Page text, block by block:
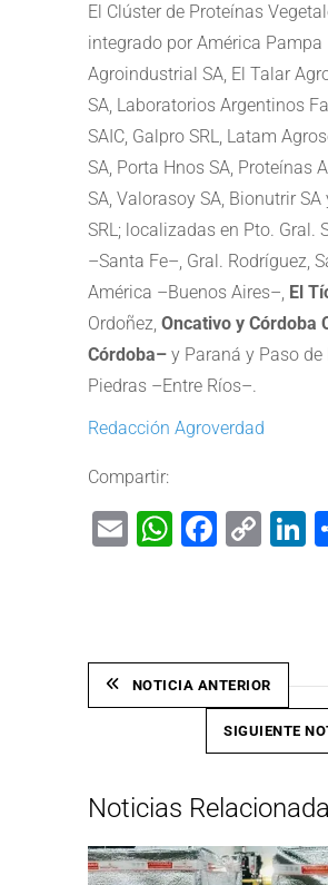
El Clúster de Proteínas
integrado por América Pampa
Agroindustrial SA, El Talar
SA, Laboratorios Argentinos
SAIC, Galpro SRL, Latam
SA, Porta Hnos SA, Proteínas
SA, Valorasoy SA, Bionutrir SA
SRL; localizadas en Pto. Gral.
–Santa Fe–, Gral. Rodríguez,
América –Buenos Aires–, El
Ordoñez, Oncativo y Córdoba
Córdoba– y Paraná y Paso de
Piedras –Entre Ríos–.
Redacción Agroverdad
Compartir:
Email
NOTICIA ANTERIOR
SIGUIENTE
Noticias